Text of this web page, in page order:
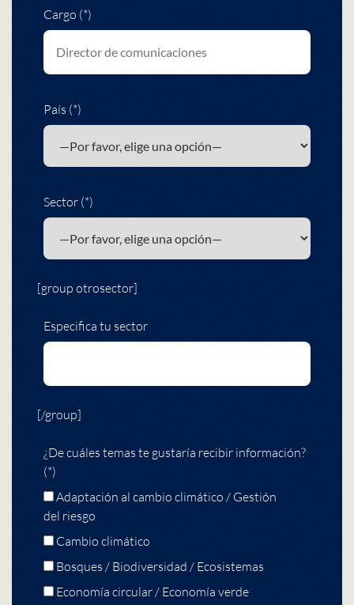
Cargo (*)
País (*)
Sector (*)
[group otrosector]
Especifica tu sector
[/group]
¿De cuáles temas te gustaría recibir información?
(*)
Adaptación al cambio climático / Gestión
del riesgo
Cambio climático
Bosques / Biodiversidad / Ecosistemas
Economía circular / Economía verde